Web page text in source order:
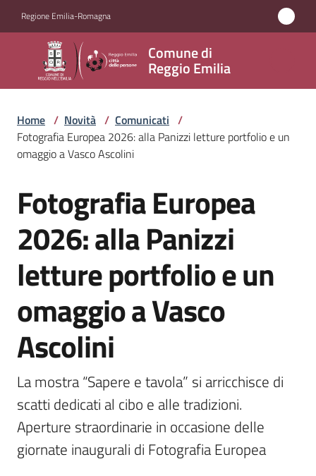
Regione Emilia-Romagna
Comune di
Reggio Emilia
Comune
di
Reggio
Emilia
Servizi
Novità
Menu selezionato
Vivere
Reggio
Emilia
Tutti
gli
argomenti
Home / Novità / Comunicati /
Fotografia Europea 2026: alla Panizzi letture portfolio e un
omaggio a Vasco Ascolini
Salta al contenuto
Fotografia Europea
2026: alla Panizzi
letture portfolio e un
omaggio a Vasco
Ascolini
La mostra “Sapere e tavola” si arricchisce di
scatti dedicati al cibo e alle tradizioni.
Aperture straordinarie in occasione delle
giornate inaugurali di Fotografia Europea